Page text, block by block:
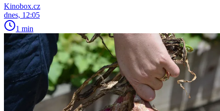
Kinobox.cz
dnes, 12:05
1 min